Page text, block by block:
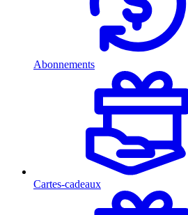
Abonnements
Cartes-cadeaux